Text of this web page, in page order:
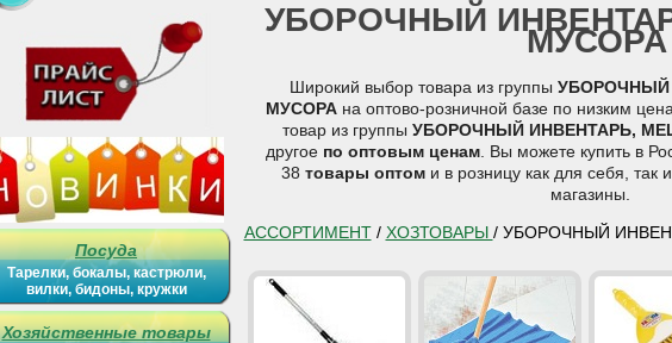
Посуда
Тарелки, бокалы, кастрюли,
вилки, бидоны, кружки
Хозяйственные товары
УБОРОЧНЫЙ
МУСОРА
Широкий выбор товара из группы УБОРОЧНЫЙ
МУСОРА на оптово-розничной базе по низким
товар из группы УБОРОЧНЫЙ ИНВЕНТАРЬ,
другое по оптовым ценам. Вы можете купить в
38 товары оптоми в розницу как для себя, так
магазины.
АССОРТИМЕНТ/ ХОЗТОВАРЫ / УБОРОЧНЫЙ